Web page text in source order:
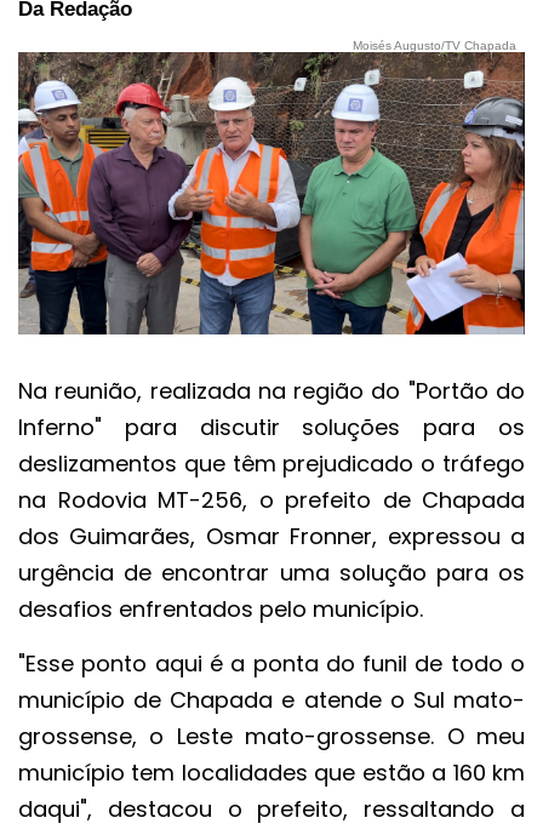
Da Redação
Moisés Augusto/TV Chapada
Na reunião, realizada na região do "Portão do
Inferno" para discutir soluções para os
deslizamentos que têm prejudicado o tráfego
na Rodovia MT-256, o prefeito de Chapada
dos Guimarães, Osmar Fronner, expressou a
urgência de encontrar uma solução para os
desafios enfrentados pelo município.
"Esse ponto aqui é a ponta do funil de todo o
município de Chapada e atende o Sul mato-
grossense, o Leste mato-grossense. O meu
município tem localidades que estão a 160 km
daqui", destacou o prefeito, ressaltando a